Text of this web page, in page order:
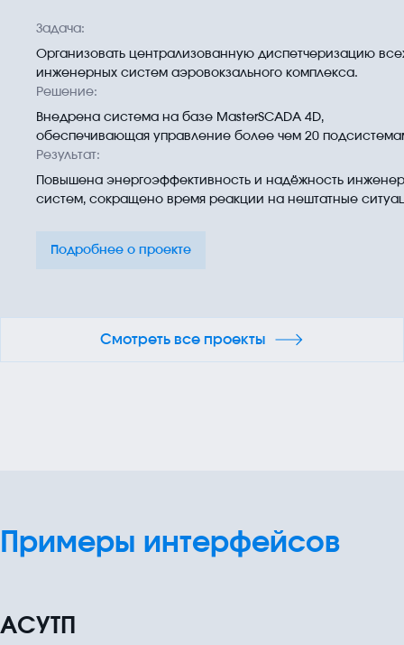
Задача
Организовать централизованную диспетчеризацию
инженерных систем аэровокзального комплекса.
Решение
Внедрена система на базе MasterSCADA 4D,
обеспечивающая управление более чем 20
Результат
Повышена энергоэффективность и надёжность
систем, сокращено время реакции на нештатные
Подробнее о проекте
Смотреть все проекты
Примеры интерфейсов
АСУТП